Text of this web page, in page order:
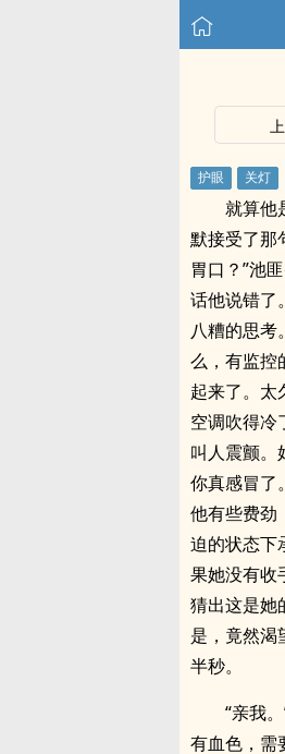
就算他
默接受了那
胃口？”池
话他说错了
八糟的思考
么，有监控
起来了。太
空调吹得冷
叫人震颤。
你真感冒了
他有些费劲
迫的状态下
果她没有收
猜出这是她
是，竟然渴
半秒。
“亲我
有血色，需